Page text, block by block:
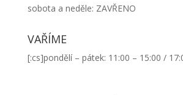
sobota a neděle: ZAVŘENO
VAŘÍME
[:cs]pondělí – pátek: 11:00 – 15:00 /